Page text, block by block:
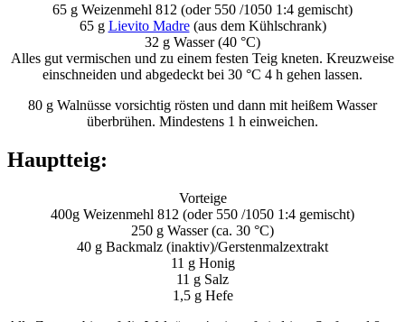
65 g Weizenmehl 812 (oder 550 /1050 1:4 gemischt)
65 g Lievito Madre(aus dem Kühlschrank)
32 g Wasser (40 °C)
Alles gut vermischen und zu einem festen Teig kneten. Kreuzweise
einschneiden und abgedeckt bei 30 °C 4 h gehen lassen.
80 g Walnüsse vorsichtig rösten und dann mit heißem Wasser
überbrühen. Mindestens 1 h einweichen.
Hauptteig:
Vorteige
400g Weizenmehl 812 (oder 550 /1050 1:4 gemischt)
250 g Wasser (ca. 30 °C)
40 g Backmalz (inaktiv)/Gerstenmalzextrakt
11 g Honig
11 g Salz
1,5 g Hefe